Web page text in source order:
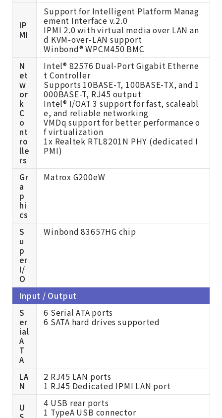
IP
MI
Support for Intelligent Platform Manag
ement Interface v.2.0
IPMI 2.0 with virtual media over LAN an
d KVM-over-LAN support
Winbond® WPCM450 BMC
N
et
w
or
k
C
o
nt
ro
lle
rs
Intel® 82576 Dual-Port Gigabit Etherne
t Controller
Supports 10BASE-T, 100BASE-TX, and 1
000BASE-T, RJ45 output
Intel® I/OAT 3 support for fast, scaleabl
e, and reliable networking
VMDq support for better performance o
f virtualization
1x Realtek RTL8201N PHY (dedicated I
PMI)
Gr
a
p
hi
cs
Matrox G200eW
S
u
p
er
I/
O
Winbond 83657HG chip
Input / Output
S
er
ial
A
T
A
6 Serial ATA ports
6 SATA hard drives supported
LA
N
2 RJ45 LAN ports
1 RJ45 Dedicated IPMI LAN port
U
4 USB rear ports
1 TypeA USB connector